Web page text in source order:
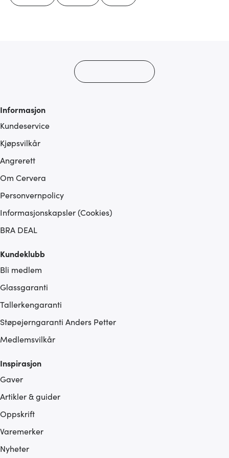
Informasjon
Kundeservice
Kjøpsvilkår
Angrerett
Om Cervera
Personvernpolicy
Informasjonskapsler (Cookies)
BRA DEAL
Kundeklubb
Bli medlem
Glassgaranti
Tallerkengaranti
Støpejerngaranti Anders Petter
Medlemsvilkår
Inspirasjon
Gaver
Artikler & guider
Oppskrift
Varemerker
Nyheter